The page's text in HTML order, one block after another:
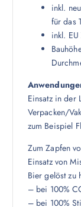
inkl.
für das
inkl.
Einsatz in der
Verpacken/
zum Beispiel
Zum Zapfen
Einsatz von
Bier gelöst zu
– bei 100%
– bei 100%